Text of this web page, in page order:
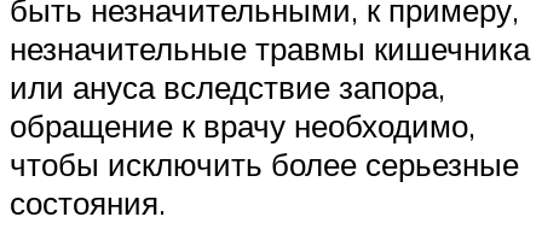
быть незначительными, к примеру,
незначительные травмы кишечника
или ануса вследствие запора,
обращение к врачу необходимо,
чтобы исключить более серьезные
состояния.